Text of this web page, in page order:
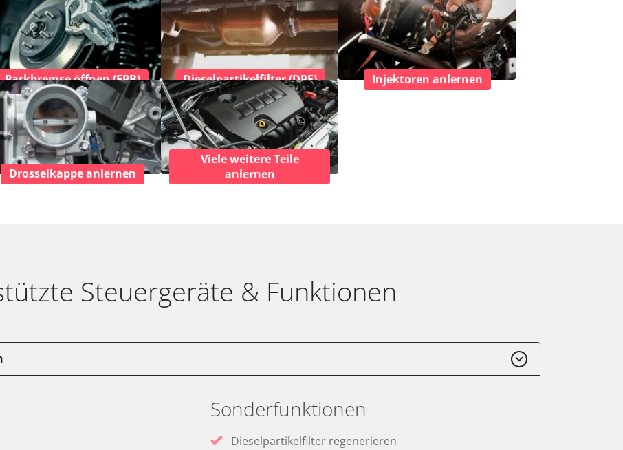
Parkbremse öffnen (EPB) Dieselpartikelfilter (DPF) Injektoren anlernen
Drosselkappe anlernen
Viele weitere Teile
anlernen
Steuergeräte & Funktionen
Sonderfunktionen
Dieselpartikelfilter regenerieren